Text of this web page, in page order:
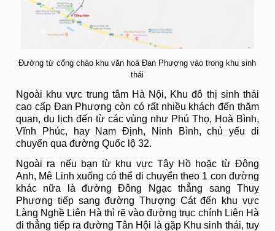
Đường từ cổng chào khu văn hoá Đan Phượng vào trong khu sinh
thái
Ngoài khu vực trung tâm Hà Nội, Khu đô thị sinh thái
cao cấp Đan Phượng còn có rất nhiều khách đến thăm
quan, du lịch đến từ các vùng như Phú Thọ, Hoà Bình,
Vĩnh Phúc, hay Nam Định, Ninh Bình, chủ yếu di
chuyển qua đường Quốc lộ 32.
Ngoài ra nếu bạn từ khu vực Tây Hồ hoặc từ Đông
Anh, Mê Linh xuống có thể di chuyển theo 1 con đường
khác nữa là đường Đông Ngạc thẳng sang Thuỵ
Phương tiếp sang đường Thượng Cát đến khu vực
Làng Nghề Liên Hà thì rẽ vào đường trục chính Liên Hà
đi thẳng tiếp ra đường Tân Hội là gặp Khu sinh thái, tuy